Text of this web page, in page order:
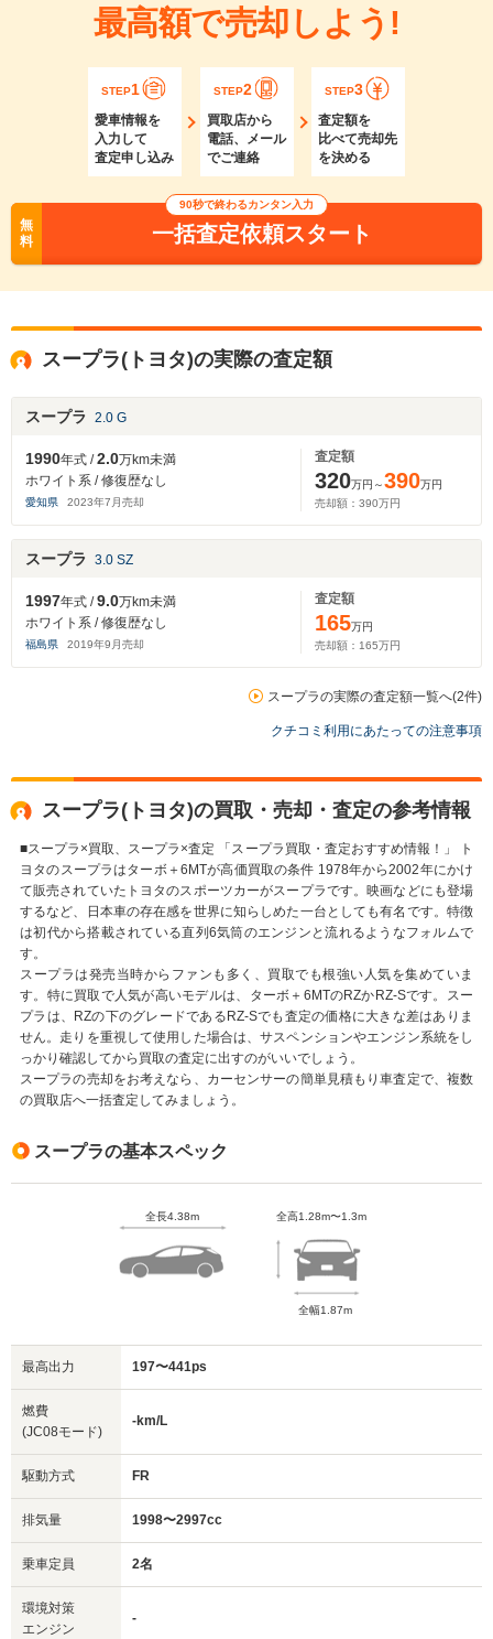
最高額で売却しよう!
STEP1
愛車情報を
入力して
査定申し込み
STEP2
買取店から
電話、メール
でご連絡
STEP3
査定額を
比べて売却先
を決める
無
料
90秒で終わるカンタン入力
一括査定依頼スタート
スープラ(トヨタ)の実際の査定額
スープラ 2.0 G
1990年式 /2.0万km未満
ホワイト系 / 修復歴なし
愛知県 2023年7 月売却
査定額
320万円～390万円
売却額： 390万円
スープラ 3.0 SZ
1997年式 /9.0万km未満
ホワイト系 / 修復歴なし
福島県 2019年9 月売却
査定額
165万円
売却額： 165万円
スープラの実際の査定額一覧へ(2件)
クチコミ利用にあたっての注意事項
スープラ(トヨタ)の買取・売却・査定の参考情報
■スープラ×買取、スープラ×査定 「スープラ買取・査定おすすめ情報！」 ト
ヨタのスープラはターボ＋6MTが高価買取の条件 1978年から2002年にかけ
て販売されていたトヨタのスポーツカーがスープラです。映画などにも登場
するなど、日本車の存在感を世界に知らしめた一台としても有名です。特徴
は初代から搭載されている直列6気筒のエンジンと流れるようなフォルムで
す。
スープラは発売当時からファンも多く、買取でも根強い人気を集めていま
す。特に買取で人気が高いモデルは、ターボ＋6MTのRZかRZ-Sです。スー
プラは、RZの下のグレードであるRZ-Sでも査定の価格に大きな差はありま
せん。走りを重視して使用した場合は、サスペンションやエンジン系統をし
っかり確認してから買取の査定に出すのがいいでしょう。
スープラの売却をお考えなら、カーセンサーの簡単見積もり車査定で、複数
の買取店へ一括査定してみましょう。
スープラの基本スペック
全長4.38m 全高1.28m〜1.3m
全幅1.87m
最高出力 197〜441ps
燃費
(JC08モード)
-km/L
駆動方式 FR
排気量 1998〜2997cc
乗車定員 2名
環境対策
エンジン
-